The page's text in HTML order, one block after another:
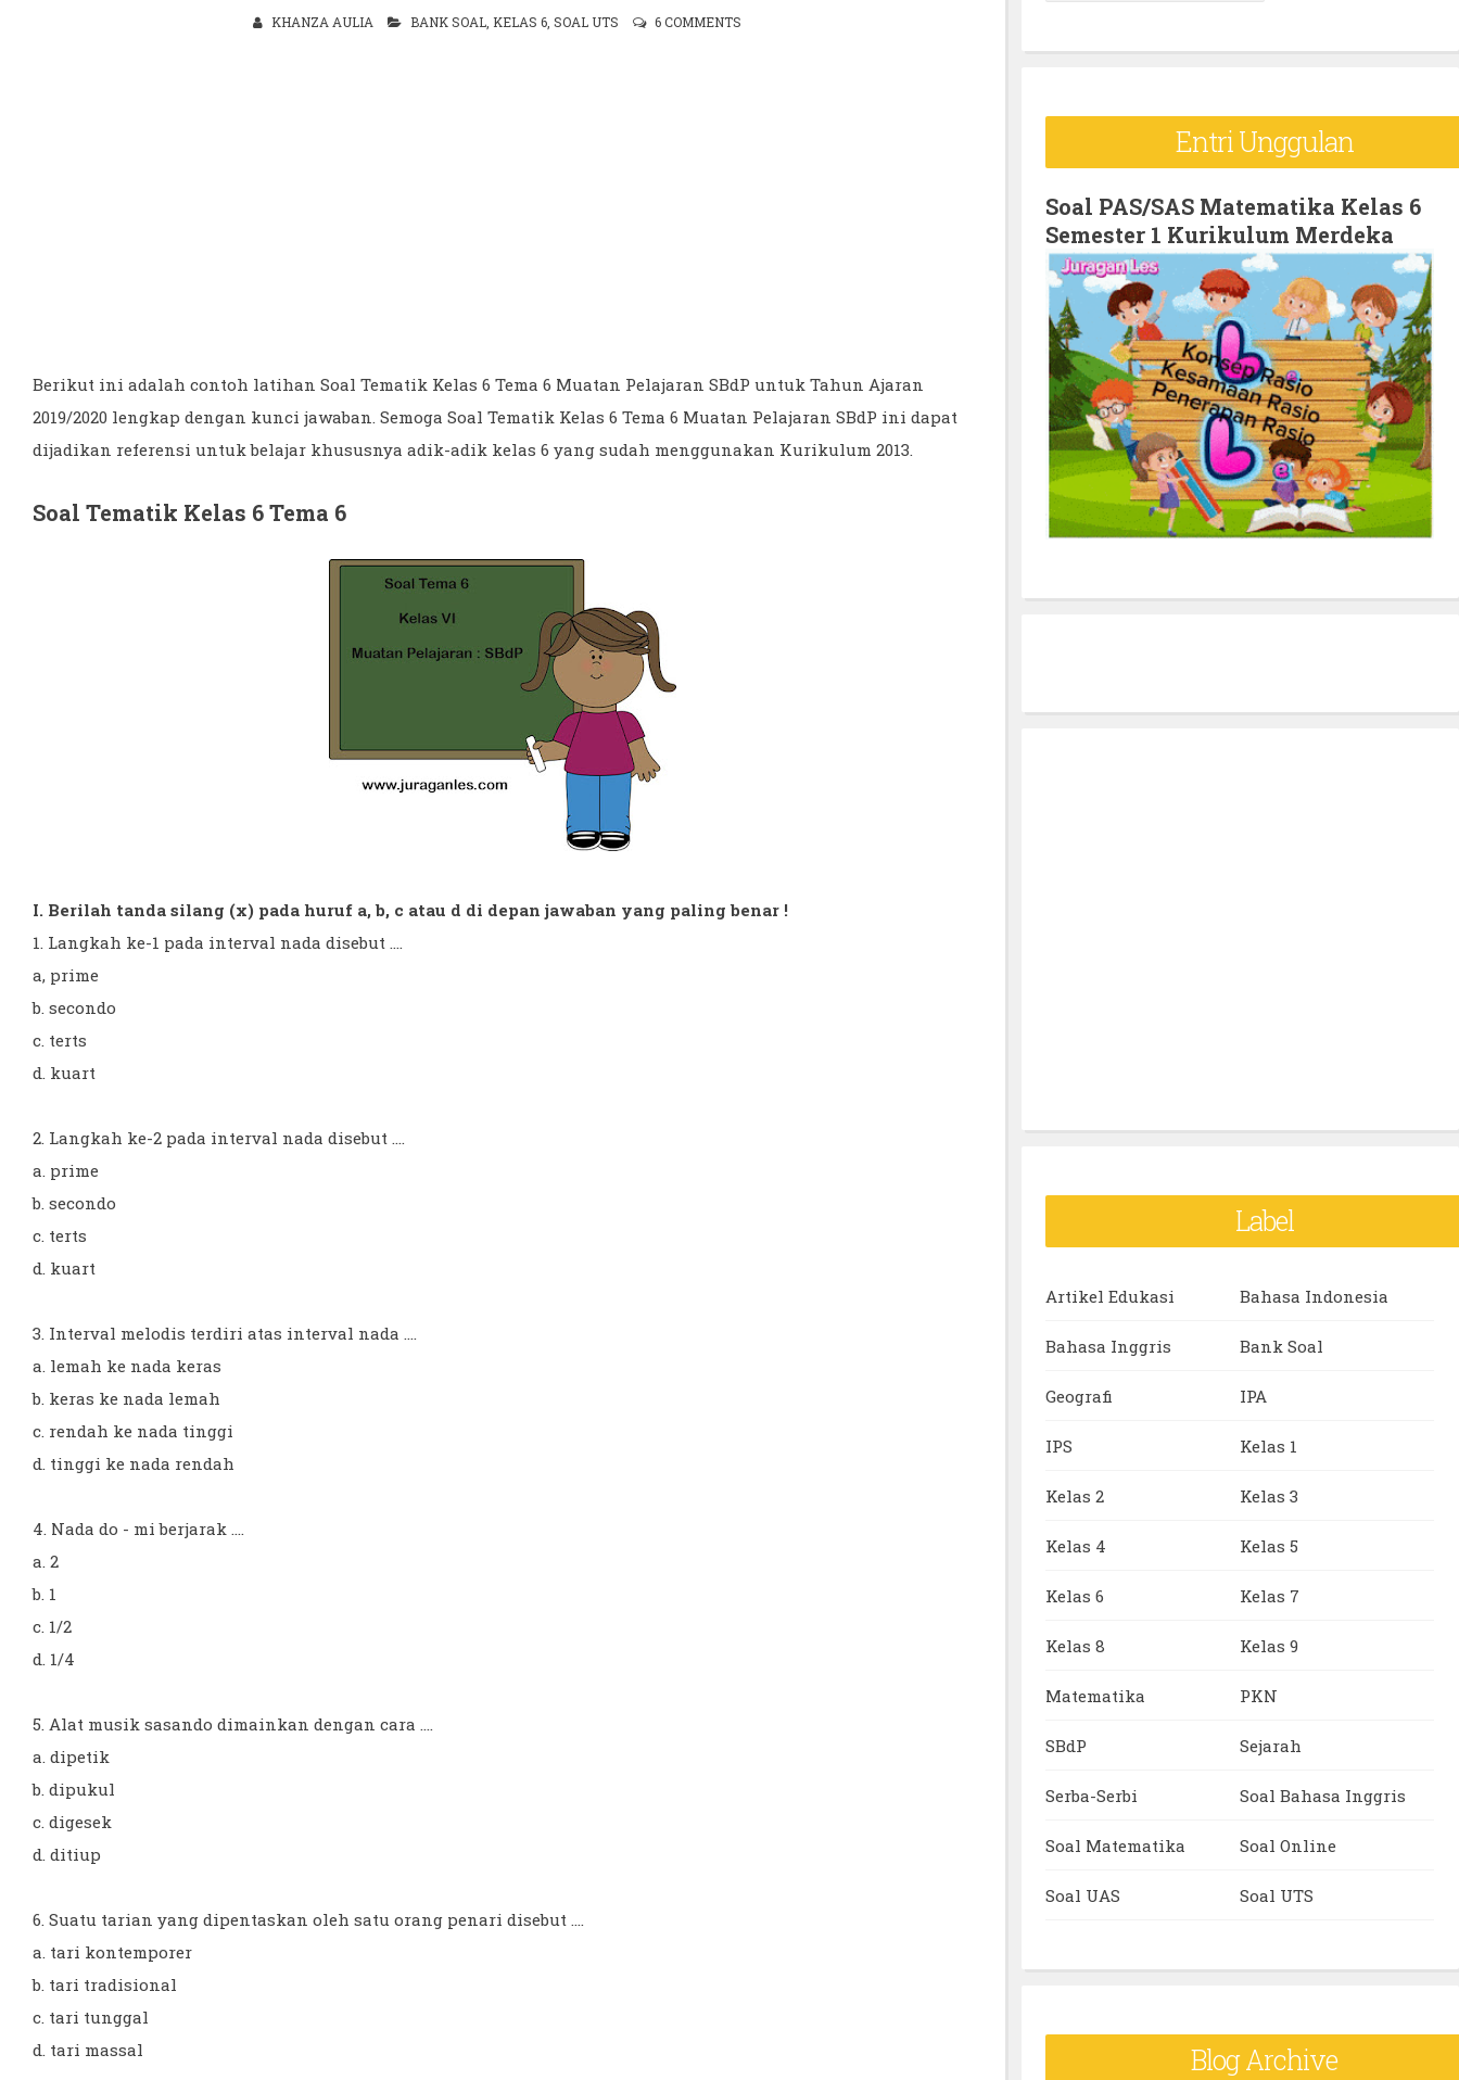
KHANZA AULIA BANK SOAL, KELAS 6, SOAL UTS 6 COMMENTS
Berikut ini adalah contoh latihan Soal Tematik Kelas 6 Tema 6 Muatan Pelajaran SBdP untuk Tahun Ajaran
2019/2020 lengkap dengan kunci jawaban. Semoga Soal Tematik Kelas 6 Tema 6 Muatan Pelajaran SBdP ini dapat
dijadikan referensi untuk belajar khususnya adik-adik kelas 6 yang sudah menggunakan Kurikulum 2013.
Soal Tematik Kelas 6 Tema 6
I. Berilah tanda silang (x) pada huruf a, b, c atau d di depan jawaban yang paling benar !
1. Langkah ke-1 pada interval nada disebut ....
a, prime
b. secondo
c. terts
d. kuart
2. Langkah ke-2 pada interval nada disebut ....
a. prime
b. secondo
c. terts
d. kuart
3. Interval melodis terdiri atas interval nada ....
a. lemah ke nada keras
b. keras ke nada lemah
c. rendah ke nada tinggi
d. tinggi ke nada rendah
4. Nada do - mi berjarak ....
a. 2
b. 1
c. 1/2
d. 1/4
5. Alat musik sasando dimainkan dengan cara ....
a. dipetik
b. dipukul
c. digesek
d. ditiup
6. Suatu tarian yang dipentaskan oleh satu orang penari disebut ....
a. tari kontemporer
b. tari tradisional
c. tari tunggal
d. tari massal
e
f
o
r
:
Entri Unggulan
Soal PAS/SAS Matematika Kelas 6
Semester 1 Kurikulum Merdeka
Label
Artikel Edukasi Bahasa Indonesia
Bahasa Inggris Bank Soal
Geografi IPA
IPS Kelas 1
Kelas 2 Kelas 3
Kelas 4 Kelas 5
Kelas 6 Kelas 7
Kelas 8 Kelas 9
Matematika PKN
SBdP Sejarah
Serba-Serbi Soal Bahasa Inggris
Soal Matematika Soal Online
Soal UAS Soal UTS
Blog Archive